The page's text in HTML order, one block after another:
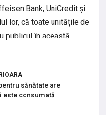
Bank, UniCredit și
lor, că toate unitățile de
publicul în această
sănătate are
este consumată